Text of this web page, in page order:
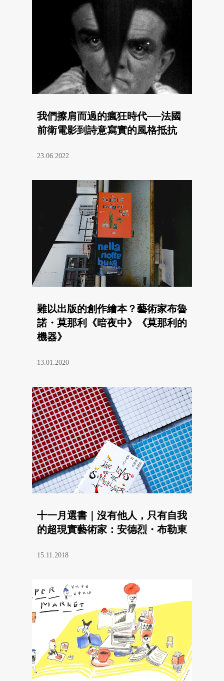
我們擦肩而過的瘋狂時代──法國
前衛電影到詩意寫實的風格抵抗
23.06.2022
難以出版的創作繪本？藝術家布魯
諾・莫那利《暗夜中》《莫那利的
機器》
13.01.2020
十一月選書｜沒有他人，只有自我
的超現實藝術家：安德烈・布勒東
15.11.2018